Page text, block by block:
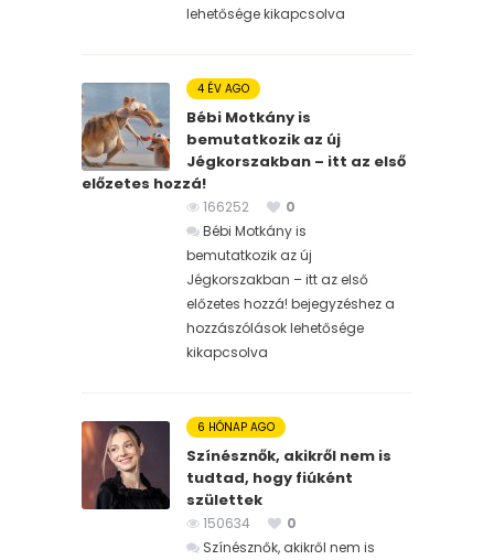
lehetősége kikapcsolva
4 ÉV AGO
Bébi Motkány is
bemutatkozik az új
Jégkorszakban – itt az első
előzetes hozzá!
166252
0
Bébi Motkány is
bemutatkozik az új
Jégkorszakban – itt az első
előzetes hozzá! bejegyzéshez a
hozzászólások lehetősége
kikapcsolva
6 HÓNAP AGO
Színésznők, akikről nem is
tudtad, hogy fiúként
születtek
150634
0
Színésznők, akikről nem is